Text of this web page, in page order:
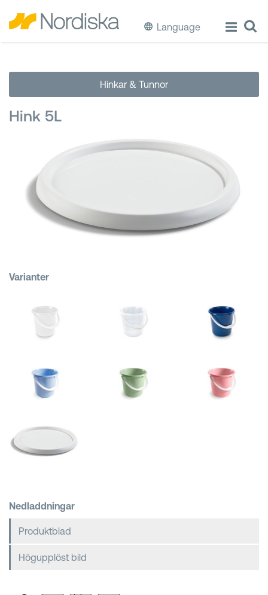
Language
Laga & Förvara mat
Äta & Dricka
Diska & Städa
Källsortering
Hinkar & Tunnor
Hink 5L
Varianter
Nedladdningar
Produktblad
Högupplöst bild